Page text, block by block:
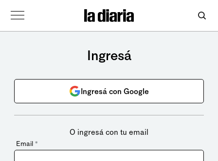
Ingresá
Ingresá con Google
O ingresá con tu email
Email *